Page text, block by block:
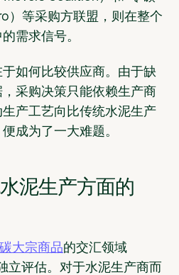
）等采购方联盟，则在整个
需求信号。
如何比较供应商。由于缺
采购决策只能依赖生产商
产工艺向比传统水泥生产
成为了一大难题。
泥生产方面的
大宗商品的交汇领域
立评估。对于水泥生产商而